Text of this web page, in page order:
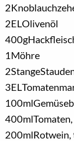
2
2EL Olivenöl
400g
1 Möhre
2Stange
3EL
100ml
400ml
200mlRotwein,